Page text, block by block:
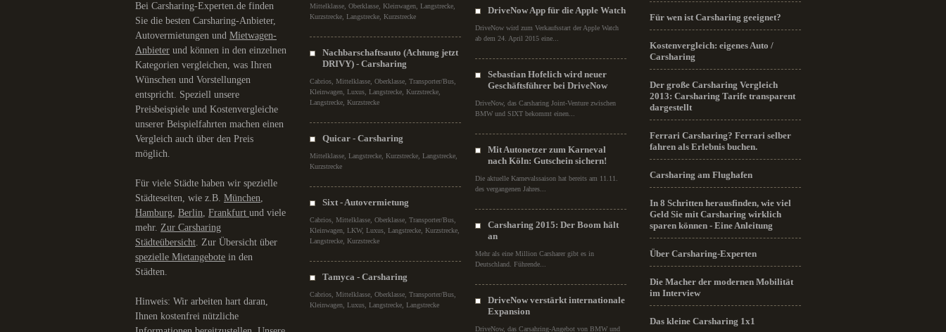
Bei Carsharing-Experten.de finden
Sie die besten Carsharing-Anbieter,
Autovermietungen und Mietwagen-
Anbieter und können in den einzelnen
Kategorien vergleichen, was Ihren
Wünschen und Vorstellungen
entspricht. Speziell unsere
Preisbeispiele und Kostenvergleiche
unserer Beispielfahrten machen einen
Vergleich auch über den Preis
möglich.
Für viele Städte haben wir spezielle
Städteseiten, wie z.B. München,
Hamburg, Berlin, Frankfurt und viele
mehr. Zur Carsharing
Städteübersicht. Zur Übersicht über
spezielle Mietangebote in den
Städten.
Hinweis: Wir arbeiten hart daran,
Ihnen kostenfrei nützliche
Mittelklasse, Oberklasse, Kleinwagen, Langstrecke,
Kurzstrecke, Langstrecke, Kurzstrecke
Nachbarschaftsauto (Achtung jetzt
DRIVY) - Carsharing
Cabrios, Mittelklasse, Oberklasse, Transporter/Bus,
Kleinwagen, Luxus, Langstrecke, Kurzstrecke,
Langstrecke, Kurzstrecke
Quicar - Carsharing
Mittelklasse, Langstrecke, Kurzstrecke, Langstrecke,
Kurzstrecke
Sixt - Autovermietung
Cabrios, Mittelklasse, Oberklasse, Transporter/Bus,
Kleinwagen, LKW, Luxus, Langstrecke, Kurzstrecke,
Langstrecke, Kurzstrecke
Tamyca - Carsharing
Cabrios, Mittelklasse, Oberklasse, Transporter/Bus,
Kleinwagen, Luxus, Langstrecke, Langstrecke
DriveNow App für die Apple Watch
DriveNow wird zum Verkaufsstart der Apple Watch
ab dem 24. April 2015 eine...
Sebastian Hofelich wird neuer
Geschäftsführer bei DriveNow
DriveNow, das Carsharing Joint-Venture zwischen
BMW und SIXT bekommt einen...
Mit Autonetzer zum Karneval
nach Köln: Gutschein sichern!
Die aktuelle Karnevalssaison hat bereits am 11.11.
des vergangenen Jahres...
Carsharing 2015: Der Boom hält
an
Mehr als eine Million Carsharer gibt es in
Deutschland. Führende...
DriveNow verstärkt internationale
Expansion
DriveNow, das Carsahring-Angebot von BMW und
Für wen ist Carsharing geeignet?
Kostenvergleich: eigenes Auto /
Carsharing
Der große Carsharing Vergleich
2013: Carsharing Tarife transparent
dargestellt
Ferrari Carsharing? Ferrari selber
fahren als Erlebnis buchen.
Carsharing am Flughafen
In 8 Schritten herausfinden, wie viel
Geld Sie mit Carsharing wirklich
sparen können - Eine Anleitung
Über Carsharing-Experten
Die Macher der modernen Mobilität
im Interview
Das kleine Carsharing 1x1